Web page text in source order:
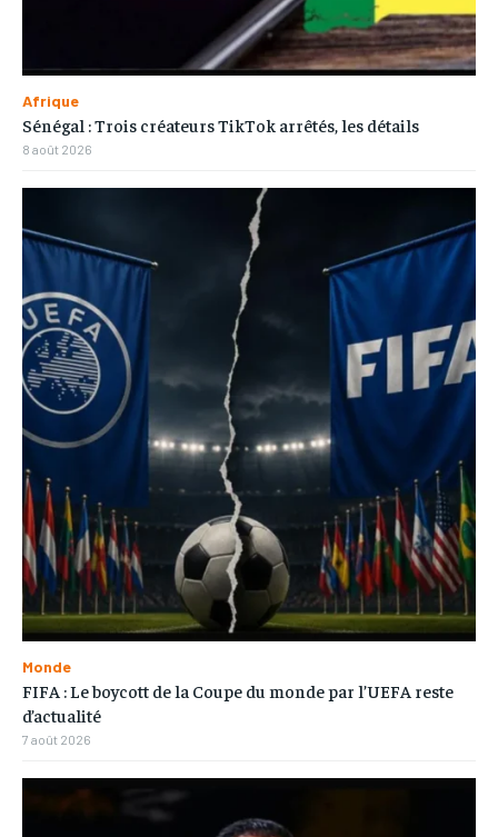
Afrique
Sénégal : Trois créateurs TikTok arrêtés, les détails
8 août 2026
Monde
FIFA : Le boycott de la Coupe du monde par l’UEFA reste
d’actualité
7 août 2026